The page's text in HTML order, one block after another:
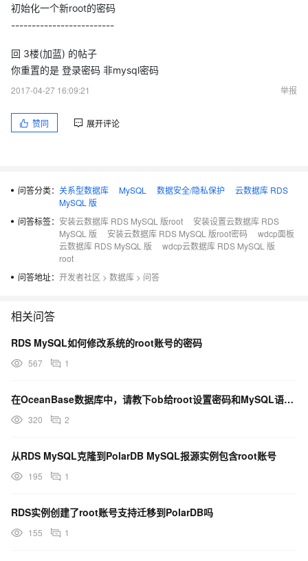
初始化一个新root的密码
-------------------------
回 3楼(加蓝) 的帖子
你重置的是 登录密码 非mysql密码
2017-04-27 16:09:21
举报
赞同 展开评论
问答分类： 关系型数据库 MySQL 数据安全/隐私保护
云数据库 RDS
MySQL 版
问答标签： 安装云数据库 RDS MySQL 版root
安装设置云数据库 RDS
MySQL 版
安装云数据库 RDS MySQL 版root密码
wdcp面板
云数据库 RDS MySQL 版
wdcp云数据库 RDS MySQL 版
root
问答地址： 开发者社区 > 数据库 > 问答
相关问答
RDS MySQL如何修改系统的root账号的密码
567 1
在OceanBase数据库中，请教下ob给root设置密码和MySQL语法一样是吗？
320 2
从RDS MySQL克隆到PolarDB MySQL报源实例包含root账号
195 1
RDS实例创建了root账号支持迁移到PolarDB吗
155 1